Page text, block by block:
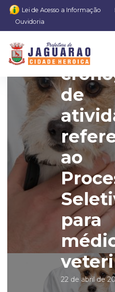
Lei de Acesso a Informação
Ouvidoria
Novo
de
ao
para
22 de abril de